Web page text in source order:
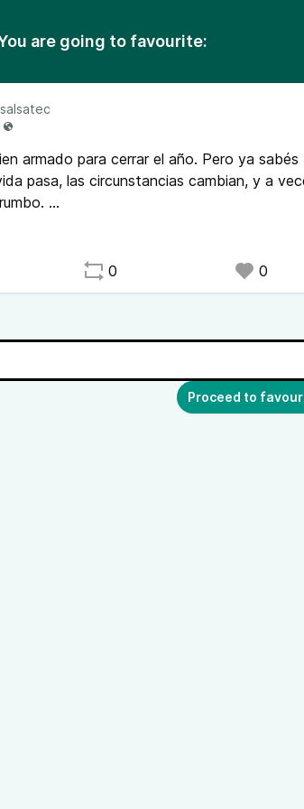
are going to favourite:
armado para cerrar el año. Pero ya sabés
pasa, las circunstancias cambian, y a
No fue fácil para mi tomar esa
hacer un alto para reorganizar cosas,
sea el momento adecuado.
0 0
Proceed to